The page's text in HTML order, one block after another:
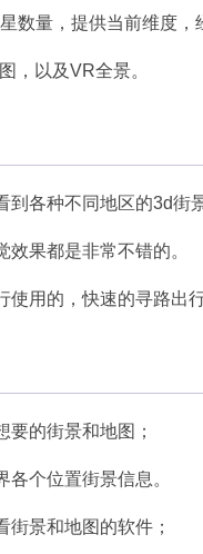
数量，提供当前维度，
，以及VR全景。
各种不同地区的3d街景
果都是非常不错的。
用的，快速的寻路出行
的街景和地图；
个位置街景信息。
景和地图的软件；